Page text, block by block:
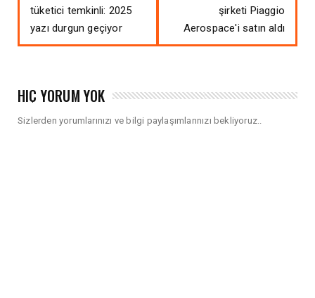
tüketici temkinli: 2025
yazı durgun geçiyor
şirketi Piaggio
Aerospace'i satın aldı
HIÇ YORUM YOK
Sizlerden yorumlarınızı ve bilgi paylaşımlarınızı bekliyoruz..